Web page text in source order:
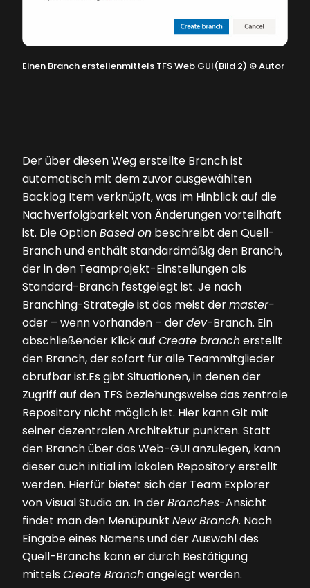
Einen Branch erstellenmittels TFS Web GUI(Bild 2) ©Autor
Der über diesen Weg erstellte Branch ist
automatisch mit dem zuvor ausgewählten
Backlog Item verknüpft, was im Hinblick auf die
Nachverfolgbarkeit von Änderungen vorteilhaft
ist. Die OptionBased on beschreibt den Quell-
Branch und enthält standardmäßig den Branch,
der in den Teamprojekt-Einstellungen als
Standard-Branch festgelegt ist. Je nach
Branching-Strategie ist das meist dermaster-
oder – wenn vorhanden – derdev-Branch. Ein
abschließender Klick auf Create brancherstellt
den Branch, der sofort für ­alle Teammitglieder
abrufbar ist.Es gibt Situationen, in denen der
Zugriff auf den TFS beziehungsweise das zentrale
Repository nicht möglich ist. Hier kann Git mit
seiner dezentralen Architektur punkten. Statt
den Branch über das Web-GUI anzulegen, kann
dieser auch initial im lokalen Repository erstellt
werden. Hierfür bietet sich der Team Explorer
von Visual Studio an. In derBranches-Ansicht
findet man den Menüpunkt New Branch. Nach
Eingabe eines Namens und der Auswahl des
Quell-Branchs kann er durch Bestätigung
mittels Create Branchangelegt werden.